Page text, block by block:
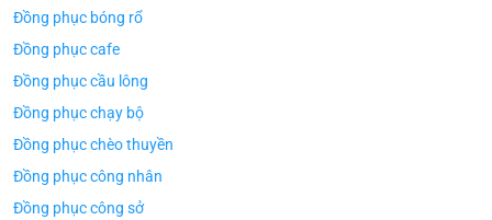
Đồng phục bóng rổ
Đồng phục cafe
Đồng phục cầu lông
Đồng phục chạy bộ
Đồng phục chèo thuyền
Đồng phục công nhân
Đồng phục công sở